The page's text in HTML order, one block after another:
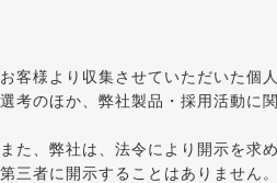
お客様より収集させていただいた個
選考のほか、弊社製品・採用活動に
また、弊社は、法令により開示を求
第三者に開示することはありません